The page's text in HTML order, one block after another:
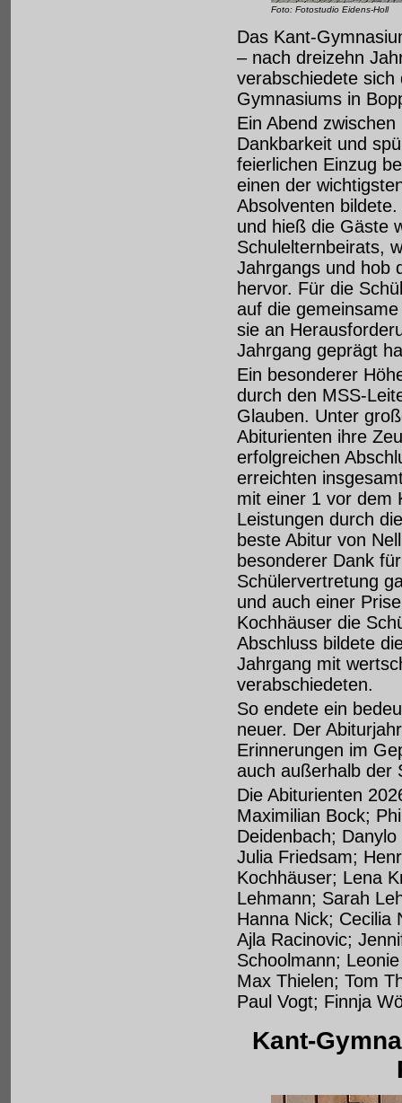
Foto: Fotostudio Eidens-Holl
Das Kant-
– nach dreizehn
verabschiedete sich
Gymnasiums in
Ein Abend
Dankbarkeit und
feierlichen Einzug
einen der
Absolventen
und hieß die Gäste
Schulelternbeirats,
Jahrgangs und hob
hervor. Für die
auf die
sie an
Jahrgang geprägt
Ein besonderer
durch den MSS-
Glauben. Unter
Abiturienten ihre
erfolgreichen
erreichten
mit einer 1 vor dem
Leistungen durch
beste Abitur von
besonderer Dank
Schülervertretung
und auch einer
Kochhäuser die
Abschluss bildete
Jahrgang mit
verabschiedeten.
So endete ein
neuer. Der
Erinnerungen im
auch außerhalb der
Die Abiturienten
Maximilian Bock;
Deidenbach;
Julia Friedsam;
Kochhäuser; Lena
Lehmann; Sarah
Hanna Nick; Cecilia
Ajla Racinovic;
Schoolmann;
Max Thielen; Tom
Paul Vogt; Finnja
Kant-